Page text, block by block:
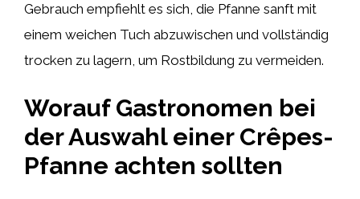
Gebrauch empfiehlt es sich, die Pfanne sanft mit
einem weichen Tuch abzuwischen und vollständig
trocken zu lagern, um Rostbildung zu vermeiden.
Worauf Gastronomen bei
der Auswahl einer Crêpes-
Pfanne achten sollten